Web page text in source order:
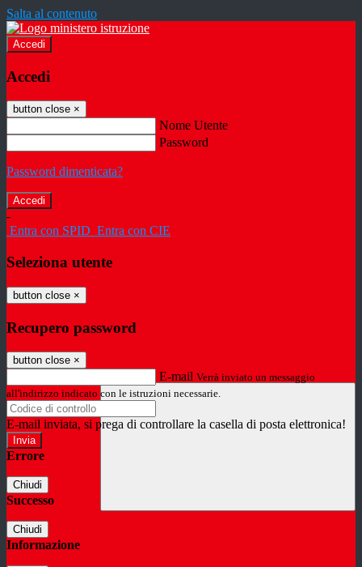
Salta al contenuto
Accedi
Accedi
button close ×
Nome Utente
Password
Password dimenticata?
-
Entra con SPID Entra con CIE
Seleziona utente
button close ×
Recupero password
button close ×
E-mail Verrà inviato un messaggio
all'indirizzo indicato con le istruzioni necessarie.
E-mail inviata, si prega di controllare la casella di posta elettronica!
Errore
Chiudi
Successo
Chiudi
Informazione